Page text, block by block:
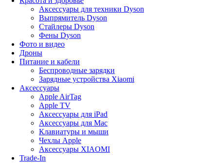
Аксессуары для техники Dyson
Выпрямитель Dyson
Стайлеры Dyson
Фены Dyson
Фото и видео
Дроны
Питание и кабели
Беспроводные зарядки
Зарядные устройства Xiaomi
Аксессуары
Apple AirTag
Apple TV
Аксессуары для iPad
Аксессуары для Mac
Клавиатуры и мыши
Чехлы Apple
Аксессуары XIAOMI
Trade-In